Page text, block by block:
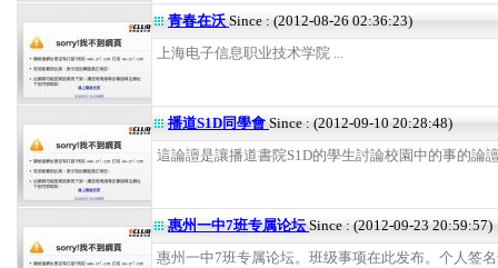
青春在沃 Since : (2012-08-26 02:36:23)
上海电子信息职业技术学院 ...
播道S1D同學會 Since : (2012-09-10 20:28:48)
這論譠是讓播道書院S1D的學生討論校園中的事的論
惠州一中7班专属论坛Since : (2012-09-23 20:59:57)
惠州一中7班专属论坛。班级事项在此发布。个人签